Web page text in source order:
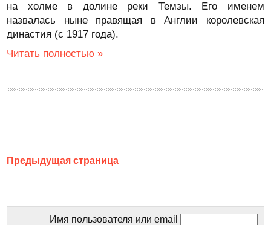
на холме в долине реки Темзы. Его именем
назвалась ныне правящая в Англии королевская
династия (с 1917 года).
Читать полностью »
Предыдущая страница
Имя пользователя или email